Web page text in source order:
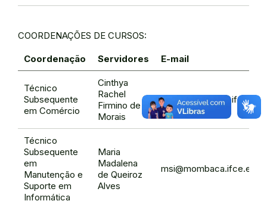
COORDENAÇÕES DE CURSOS:
Coordenação Servidores E-mail
Técnico
Subsequente
em Comércio
Cinthya
Rachel
Firmino de
Morais
Técnico
Subsequente
em
Manutenção e
Suporte em
Informática
Maria
Madalena
de Queiroz
Alves